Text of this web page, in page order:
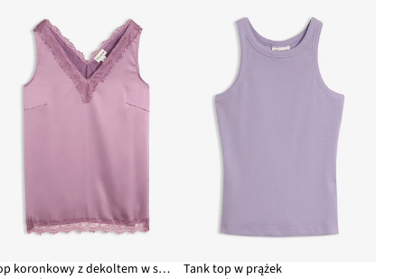
Top koronkowy z dekoltem w serek Tank top w prążek